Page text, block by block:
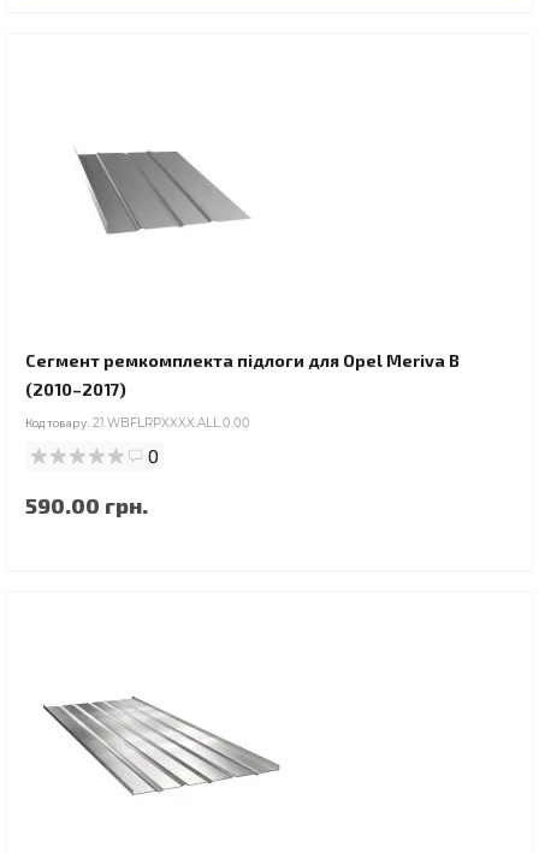
Сегмент ремкомплекта підлоги для Opel Meriva B
(2010–2017)
Код товару: 21.WBFLRPXXXX.ALL.0.00
0
590.00 грн.